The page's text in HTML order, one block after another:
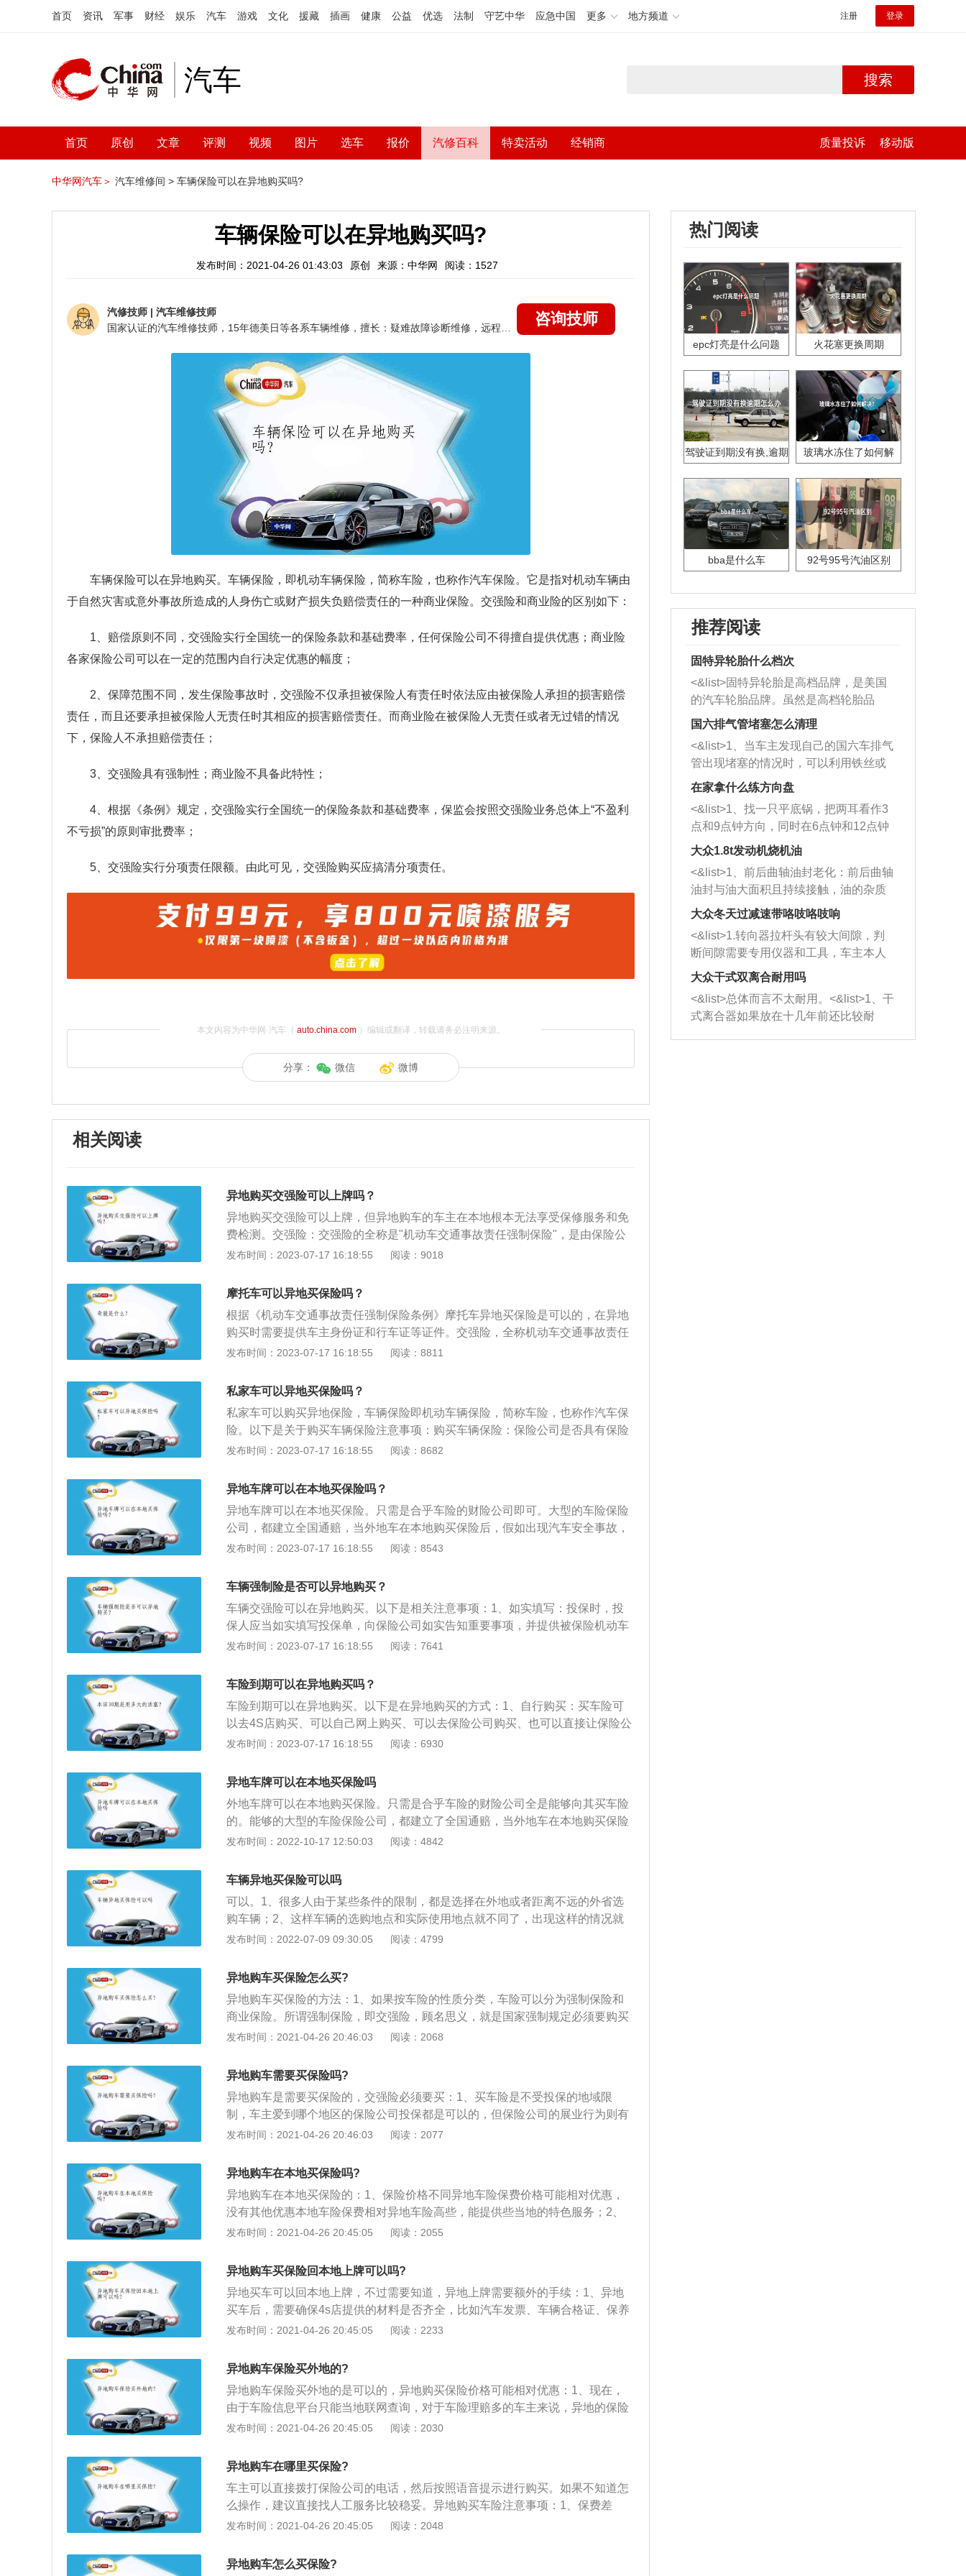
首页 资讯 军事 财经 娱乐 汽车 游戏 文化 援藏 插画 健康 公益 优选 法制 守艺中华 应急中国 更多 地方频道 注册 登录
汽车 搜索
首页 原创 文章 评测 视频 图片 选车 报价 汽修百科 特卖活动 经销商 质量投诉 移动版
中华网汽车＞ 汽车维修间 > 车辆保险可以在异地购买吗?
车辆保险可以在异地购买吗?
发布时间：2021-04-26 01:43:03 原创 来源：中华网 阅读：1527
汽修技师 | 汽车维修技师
咨询技师
车辆保险可以在异地购买。车辆保险，即机动车辆保险，简称车险，也称作汽车保险。它是指对机动车辆由
于自然灾害或意外事故所造成的人身伤亡或财产损失负赔偿责任的一种商业保险。交强险和商业险的区别如下：
1、赔偿原则不同，交强险实行全国统一的保险条款和基础费率，任何保险公司不得擅自提供优惠；商业险
各家保险公司可以在一定的范围内自行决定优惠的幅度；
2、保障范围不同，发生保险事故时，交强险不仅承担被保险人有责任时依法应由被保险人承担的损害赔偿
责任，而且还要承担被保险人无责任时其相应的损害赔偿责任。而商业险在被保险人无责任或者无过错的情况
下，保险人不承担赔偿责任；
3、交强险具有强制性；商业险不具备此特性；
4、根据《条例》规定，交强险实行全国统一的保险条款和基础费率，保监会按照交强险业务总体上“不盈利
不亏损”的原则审批费率；
5、交强险实行分项责任限额。由此可见，交强险购买应搞清分项责任。
本文内容为中华网·汽车（ auto.china.com）编辑或翻译，转载请务必注明来源。
分享： 微信 微博
相关阅读
异地购买交强险可以上牌吗？
异地购买交强险可以上牌，但异地购车的车主在本地根本无法享受保修服务和免
费检测。交强险：交强险的全称是"机动车交通事故责任强制保险"，是由保险公
司对被保险机动车发生道路交通事故造成受害人（不包括本车人员和被保险人）
购买：根据《机动车交通事故责任强制保险条例》规定，从2008年8月开始，所
有的新车和保险到期的车辆续保必须购买车辆交强险。
发布时间：2023-07-17 16:18:55 阅读：9018
摩托车可以异地买保险吗？
根据《机动车交通事故责任强制保险条例》摩托车异地买保险是可以的，在异地
购买时需要提供车主身份证和行车证等证件。交强险，全称机动车交通事故责任
强制保险，是中国首个由国家法律规定实行的强制保险制度。机动车交通事故责
造成受害人不包括本车人员和被保险人的人身伤亡、财产损失，在责任限额内予
以赔偿的强制性责任保险。没有交强险的后果：根据《交强险条例》的规定，在
中华人民共和国境内道路上行驶的机动车的所有人或者管理人都应当投保交强
险，机动车所有人、管理人未按照规定投保交强险的，公安机关交通管理部门有
权扣留机动车，通知机动车所有人、管理人依照规定投保，并处应缴纳的保险费
险，车损险这个险种是赔偿单方面事故车辆的损失，但是不包含玻璃单独险损
失。车辆在停放过程中的损失以及在没有找到责任人的时候，车险公司承担百分
之三十的损失。碰撞事件中按照事故比例进行赔付，价格跟随着车辆购买价格进
缴了强险赔偿之后才能赔偿。赔偿按照事故责任比例进行赔偿，保费价格根据承
险，车上人员受伤产生的医疗费用，价格根据保单多少进行计算。车险中的商业
险中的盗抢险，指的是车辆在被盗之后的赔偿以及因为被盗产生的车辆损害丢失
等赔偿。保费根据车辆购置时候的价格用折扣率数值变化而产生变化，因为这个
险种适合常年行驶于外地的车辆，或者是没有固定停车位的车辆。车险中的商业
任比例进行赔偿，那么在进行赔偿先根据责任大小扣除一定免赔几率在计算出来
免赔额度责任事故比例赔偿，价格则根据上面讲到的四个险种保费变化。车险中
的商业险之自燃险。车辆因为发生自燃导致的损失，施救费用的赔偿。保费按照
车辆购置价打折之后根据车辆增加而增加。玻璃单独险，指的是车辆在行驶的过
程中出现玻璃单独破损险费用，但是不包含后视镜的赔偿。车险中的商业险之划
痕是很正常的，所以投保此险种一般会有对应的免赔额。即使出现了损失，在赔
偿的时候先扣除掉免赔额的一部分。交强险和商业险的区别：经营机构不同。交
强险只能由国有控股的保险公司承保，商业三者险无论是外资保险公司和中资保
商业三者险则属于商业保险，保险公司经营该险种的目的便是盈利，这与交强
道路交通安全法》的规定，对机动车发生交通事故造成人身伤亡、财产损失的，
由保险公司在交强险责任限额范围内予以赔偿。而商业三者险中，保险公司是根
据投保人或被保险人在交通事故中应负的责任来确定赔偿责任。保障范围不同。
除了《机动车交通事故责任强制保险条例》规定的个别事项外，交强险的赔偿范
定有免赔额、免赔率或责任免除事项。强制力不同。根据《机动车交通事故责任
强制保险条例》规定，机动车的所有人或管理人都应当投保交强险，同时，保险
公司不能拒绝承保、不得拖延承保和不得随意解除合同。而商业三者险则属于民
事合同，机动车主或者是管理人拥有是否选择购买的权利，保险公司也享有拒绝
承保的权利。保险费率不同。根据《机动车交通事故责任强制保险条例》规定，
利不亏损"的原则审批费率。而商业三者险则是要据市场情况确定费率。责任限额
不同。交强险实行分项责任限额。而商业三者险约定责任限额。
发布时间：2023-07-17 16:18:55 阅读：8811
私家车可以异地买保险吗？
私家车可以购买异地保险，车辆保险即机动车辆保险，简称车险，也称作汽车保
险。以下是关于购买车辆保险注意事项：购买车辆保险：保险公司是否具有保险
的资质；投保人本人是否履行如实告知的义务；双方的意思表示是否真实；以及
证；购车发票；车辆的整车合格证；凭这三样资料，新车可以直接购买保险。
发布时间：2023-07-17 16:18:55 阅读：8682
异地车牌可以在本地买保险吗？
异地车牌可以在本地买保险。只需是合乎车险的财险公司即可。大型的车险保险
公司，都建立全国通赔，当外地车在本地购买保险后，假如出现汽车安全事故，
能够在当地的投保公司申请外地理赔。以下是相关介绍：理赔时：当碰到必须理
在地，那样更加省时省力。为防止麻烦的情况出现，就必须慎重地选择一个用户
评价好、服务周到的财险公司。保险介绍：机动车辆保险即汽车保险（简称车
险），是指对机动车辆由于自然灾害或意外事故所造成的人身伤亡或财产损失负
赔偿责任的一种商业保险。机动车辆保险即“车险”，是以机动车辆本身及其第三
者责任等为保险标的一种运输工具保险。其保险客户，主要是拥有各种机动交通
车等专用车辆及摩托车等。
发布时间：2023-07-17 16:18:55 阅读：8543
车辆强制险是否可以异地购买？
车辆交强险可以在异地购买。以下是相关注意事项：1、如实填写：投保时，投
保人应当如实填写投保单，向保险公司如实告知重要事项，并提供被保险机动车
的行驶证和驾驶证复印件。2、一次支付全部费用：签订交强险合同时，投保人
加其他条件的要求。3、放置保险标志：应当在被保险机动车上放置保险标志。
4、及时办理手续：在保险合同有效期内，被保险机动车因改装、加装、使用性
质改变等导致危险程度增加，被保险人应当及时通知保险公司，并办理批改手
续。
发布时间：2023-07-17 16:18:55 阅读：7641
车险到期可以在异地购买吗？
车险到期可以在异地购买。以下是在异地购买的方式：1、自行购买：买车险可
以去4S店购买、可以自己网上购买、可以去保险公司购买、也可以直接让保险公
司的工作人员代买，前提是要把资料给保险公司的工作人员。2、选择大保险公
司的车型虽然相对来说便宜一些，但是后续万一真出现了会比较麻烦，没有大保
险公司省事。有一些小保险公司，异地买的车险理赔时也需要到外地办理，但是
大保险公司就不会出现这种情况。
发布时间：2023-07-17 16:18:55 阅读：6930
异地车牌可以在本地买保险吗
外地车牌可以在本地购买保险。只需是合乎车险的财险公司全是能够向其买车险
的。能够的大型的车险保险公司，都建立了全国通赔，当外地车在本地购买保险
后，假如出现汽车安全事故，能够在当地的投保公司申请外地理赔。当碰到必须
所在地，那样更加省时省力。可是，外地车在本地购买保险也存有着一点弊端，
有一些财险公司见到这是一台外地车的时候，或许会较为歧视，或是推迟外地车
的理赔。为防止这类情况出现，就必须慎重地选择一个用户评价好、服务周到的
财险公司。
发布时间：2022-10-17 12:50:03 阅读：4842
车辆异地买保险可以吗
可以。1、很多人由于某些条件的限制，都是选择在外地或者距离不远的外省选
购车辆；2、这样车辆的选购地点和实际使用地点就不同了，出现这样的情况就
相应在外地购买车险。在我国的车险公司为了能加强自己公司的市场竞争强度，
一些公司在我国的每个地区都设立子公司，车主在外地选购了汽车保险以后，如
果在外地保险理赔，就可以经过车险公司外地赔付的营销渠道，只需要去到车险
公司任何的一个赔付的营业网点，就可以享有汽车保险查勘定损、接受索赔单
证、支付保险赔款等服务。是一点，车险公司的工作是非常到位的，对保险理赔
不会半点影响，车主们可以放心。本省异地买车险时还需要特别注意车船使用税
的原则很有可能致使在外地购买保险时不可以缴纳，这时车主相应要自己回当地
缴纳车船使用税，给车主产生了相应的麻烦。
发布时间：2022-07-09 09:30:05 阅读：4799
异地购车买保险怎么买?
异地购车买保险的方法：1、如果按车险的性质分类，车险可以分为强制保险和
商业保险。所谓强制保险，即交强险，顾名思义，就是国家强制规定必须要购买
的险种了；2、所谓商业保险，就是车主可以根据自己的需要和条件选择适合的
者责任险、车辆损失险、全车盗抢险、车上人员险，另一类是车主自愿投保的附
加险，主要包括全车盗抢险、车上责任险、玻璃单独破碎险、自燃损失险、不计
免赔特约险等险种。
发布时间：2021-04-26 20:46:03 阅读：2068
异地购车需要买保险吗?
异地购车是需要买保险的，交强险必须要买：1、买车险是不受投保的地域限
制，车主爱到哪个地区的保险公司投保都是可以的，但保险公司的展业行为则有
地域限制，虽然其投保权益不受影响；2、但在售后服务以及索赔方面，却可能
性法规的差异等，都会给理赔过程带来不便；3、因此，建议大家买车险时应选
择全国通赔公司，现在，不少保险公司采取的理赔方式是，在哪买的保险，就由
哪里的保险公司负责赔偿。一旦车子在外地出险，中间就会多“当地保险公司”这
一道程序；4、但是，全国通赔的保险公司，就不会有这样的问题了。无论在哪
里出险，无论在哪里修车，既可以找当地公司，立刻赔付，也可以找家乡的公司
发布时间：2021-04-26 20:46:03 阅读：2077
异地购车在本地买保险吗?
异地购车在本地买保险的：1、保险价格不同异地车险保费价格可能相对优惠，
没有其他优惠本地车险保费相对异地车险高些，能提供些当地的特色服务；2、
保险不同异地车险只有商业险跟交强险，车主需要自行缴纳车船税本地车险一站
办；3、理赔不同异地车险如果车主与保险公司发生索赔方面的纠纷，根据属地
原则，车主是需要到车险购买地进行协商，这样往返的奔波，成本也会很高。
发布时间：2021-04-26 20:45:05 阅读：2055
异地购车买保险回本地上牌可以吗?
异地买车可以回本地上牌，不过需要知道，异地上牌需要额外的手续：1、异地
买车后，需要确保4s店提供的材料是否齐全，比如汽车发票、车辆合格证、保养
手册等。这些东西必不可少，如果4s店没有提供其中一个，将会影响新车后面上
何一个正规汽车交易市场所购买的新车，都可以到户藉地办理落户手续；3、交
强险我们可以在4s店顺带购买了，其他商业险有两种方式进行购买，第一是在购
车点投保，不过一定要选择大保险公司，可以全国范围内出险和理赔。
发布时间：2021-04-26 20:45:05 阅读：2233
异地购车保险买外地的?
异地购车保险买外地的是可以的，异地购买保险价格可能相对优惠：1、现在，
由于车险信息平台只能当地联网查询，对于车险理赔多的车主来说，异地的保险
公司是查不到上年度的理赔信息的；2、因此，保险公司会把该客户认定为上年
例如：某客户上年度出险3次，今年标准保费为4000元，如果在本地投保保费将
上浮30%达到5200元；3、如果在异地投保可享受8.5折优惠，保费为3400元；有
的保险公司甚至会开出7折优惠保费更是低至2800元。这样异地投保一般可以使
得保费便宜40%左右。
发布时间：2021-04-26 20:45:05 阅读：2030
异地购车在哪里买保险?
车主可以直接拨打保险公司的电话，然后按照语音提示进行购买。如果不知道怎
么操作，建议直接找人工服务比较稳妥。异地购买车险注意事项：1、保费差
异，不同地区费率会有略微的差异；2、核保规则差异，目前很多保险公司各个
项目投保；3、服务差异，保险公司各个分公司的增值服务可能存在很大不同；
发布时间：2021-04-26 20:45:05 阅读：2048
异地购车怎么买保险?
热门阅读
epc灯亮是什么问题 火花塞更换周期
驾驶证到期没有换,逾期
玻璃水冻住了如何解
bba是什么车 92号95号汽油区别
推荐阅读
固特异轮胎什么档次
<&list>固特异轮胎是高档品牌，是美国
的汽车轮胎品牌。虽然是高档轮胎品
牌，但是中高低端的轮胎都有生产，这
也是为了更好的开拓市场。
国六排气管堵塞怎么清理
<&list>1、当车主发现自己的国六车排气
管出现堵塞的情况时，可以利用铁丝或
者是细棍，直接将杂物给取出来，如果
堵塞情况比较严重，也可以采取应急措
施。 <&list>2、直接利用木棍将所有的
杂物推到排气管里面的位置处，然后将
三元催化器拆解开，就可以将堵塞的东
西取出来。但如果是因为积碳过多引起
的堵塞，就需要将三元催化器泡在草酸
洗剂对堵塞的情况得到解决，将清洗剂
放在燃油箱中，与燃油混合后，车辆启
动时，就可以和汽油一起进入到燃烧
室，最后形成废气排出，就可以让三元
催化器得到清洗，排气管堵塞的情况就
能够得到解决。
在家拿什么练方向盘
<&list>1、找一只平底锅，把两耳看作3
点和9点钟方向，同时在6点钟和12点钟
方向做一个标记。 <&list>2、双手握住
一圈半的练习，往右同样也要打相同的
圈数。 <&list>3、最后强调要反复练
习，这样就可以形成肌肉记忆，在真实
驾驶车辆时，不需要记忆也能打好方
向。
大众1.8t发动机烧机油
<&list>1、前后曲轴油封老化：前后曲轴
油封与油大面积且持续接触，油的杂质
和发动机内持续温度变化使其密封效果
逐渐减弱，导致渗油或漏油。<&list>2、
活塞间隙过大：积碳会使活塞环与缸体
的间隙扩大，导致机油流入燃烧室中，
造成烧机油。<&list>3、机油粘度。使用
机油粘度过小的话，同样会有烧机油现
象，机油粘度过小具有很好的流动性，
大众冬天过减速带咯吱咯吱响
<&list>1.转向器拉杆头有较大间隙，判
断间隙需要专用仪器和工具，车主本人
无法制作，需要将车辆送到修理厂或4s
店；<&list>2.车辆半轴套管防尘罩破
裂，破裂后会出现漏油现象，使半轴磨
损严重，磨损的半轴容易损坏，产生异
响；<&list>3.稳定器的转向胶套和球头
大众干式双离合耐用吗
<&list>总体而言不太耐用。<&list>1、干
式离合器如果放在十几年前还比较耐